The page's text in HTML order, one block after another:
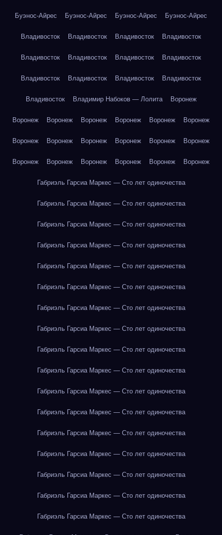
Буэнос-Айрес Буэнос-Айрес Буэнос-Айрес Буэнос-Айрес
Владивосток Владивосток Владивосток Владивосток
Владивосток Владивосток Владивосток Владивосток
Владивосток Владивосток Владивосток Владивосток
Владивосток Владимир Набоков — Лолита Воронеж
Воронеж Воронеж Воронеж Воронеж Воронеж Воронеж
Воронеж Воронеж Воронеж Воронеж Воронеж Воронеж
Воронеж Воронеж Воронеж Воронеж Воронеж Воронеж
Габриэль Гарсиа Маркес — Сто лет одиночества
Габриэль Гарсиа Маркес — Сто лет одиночества
Габриэль Гарсиа Маркес — Сто лет одиночества
Габриэль Гарсиа Маркес — Сто лет одиночества
Габриэль Гарсиа Маркес — Сто лет одиночества
Габриэль Гарсиа Маркес — Сто лет одиночества
Габриэль Гарсиа Маркес — Сто лет одиночества
Габриэль Гарсиа Маркес — Сто лет одиночества
Габриэль Гарсиа Маркес — Сто лет одиночества
Габриэль Гарсиа Маркес — Сто лет одиночества
Габриэль Гарсиа Маркес — Сто лет одиночества
Габриэль Гарсиа Маркес — Сто лет одиночества
Габриэль Гарсиа Маркес — Сто лет одиночества
Габриэль Гарсиа Маркес — Сто лет одиночества
Габриэль Гарсиа Маркес — Сто лет одиночества
Габриэль Гарсиа Маркес — Сто лет одиночества
Габриэль Гарсиа Маркес — Сто лет одиночества